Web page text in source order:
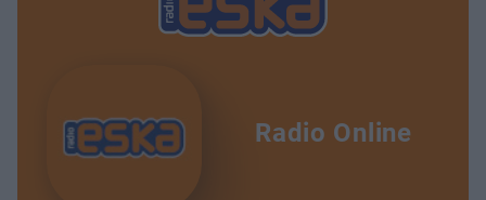
Radio Online